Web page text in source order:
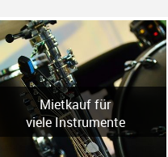
Mietkauf für
viele Instrumente